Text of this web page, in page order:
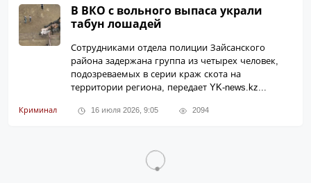
В ВКО с вольного выпаса украли
табун лошадей
Сотрудниками отдела полиции Зайсанского
района задержана группа из четырех человек,
подозреваемых в серии краж скота на
территории региона, передает YK-news.kz...
Криминал 16 июля 2026, 9:05 2094